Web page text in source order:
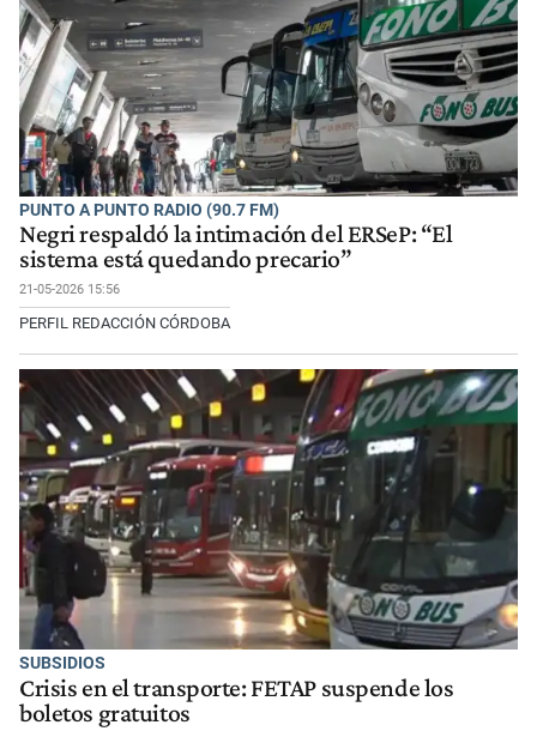
PUNTO A PUNTO RADIO (90.7 FM)
Negri respaldó la intimación del ERSeP: “El
sistema está quedando precario”
21-05-2026 15:56
PERFIL REDACCIÓN CÓRDOBA
SUBSIDIOS
Crisis en el transporte: FETAP suspende los
boletos gratuitos